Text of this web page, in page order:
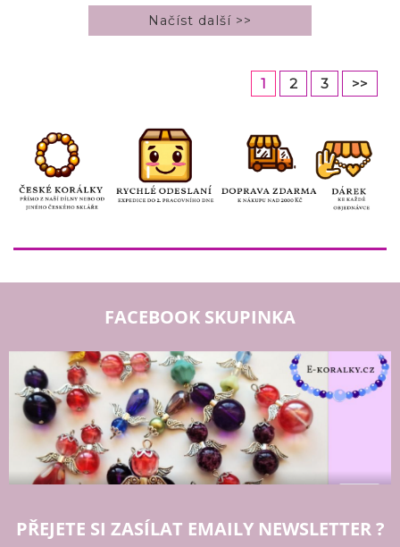
1 2 3 >>
FACEBOOK SKUPINKA
PŘEJETE SI ZASÍLAT EMAILY NEWSLETTER ?